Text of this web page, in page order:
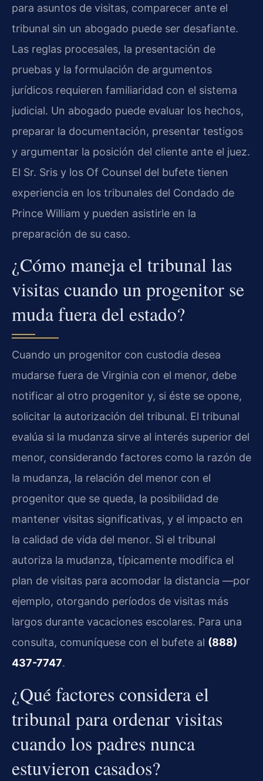
para asuntos de visitas, comparecer ante el
tribunal sin un abogado puede ser desafiante.
Las reglas procesales, la presentación de
pruebas y la formulación de argumentos
jurídicos requieren familiaridad con el sistema
judicial. Un abogado puede evaluar los hechos,
preparar la documentación, presentar testigos
y argumentar la posición del cliente ante el juez.
El Sr. Sris y los Of Counsel del bufete tienen
experiencia en los tribunales del Condado de
Prince William y pueden asistirle en la
preparación de su caso.
¿Cómo maneja el tribunal las
visitas cuando un progenitor se
muda fuera del estado?
Cuando un progenitor con custodia desea
mudarse fuera de Virginia con el menor, debe
notificar al otro progenitor y, si éste se opone,
solicitar la autorización del tribunal. El tribunal
evalúa si la mudanza sirve al interés superior del
menor, considerando factores como la razón de
la mudanza, la relación del menor con el
progenitor que se queda, la posibilidad de
mantener visitas significativas, y el impacto en
la calidad de vida del menor. Si el tribunal
autoriza la mudanza, típicamente modifica el
plan de visitas para acomodar la distancia —por
ejemplo, otorgando períodos de visitas más
largos durante vacaciones escolares. Para una
consulta, comuníquese con el bufete al (888)
437-7747.
¿Qué factores considera el
tribunal para ordenar visitas
cuando los padres nunca
estuvieron casados?